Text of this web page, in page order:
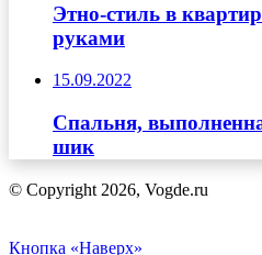
Этно-стиль в
руками
15.09.2022
Спальня,
шик
© Copyright 2026, Vogde.ru
Кнопка «Наверх»